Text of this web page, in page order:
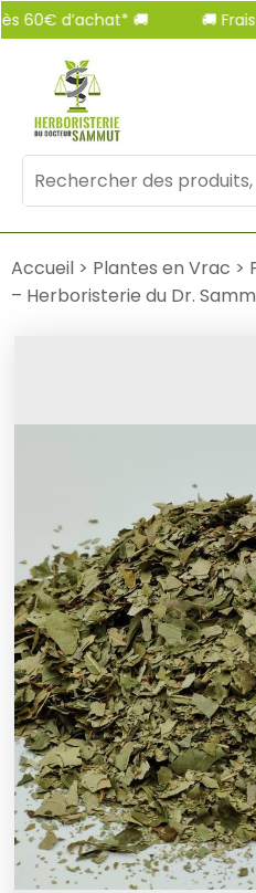
d’achat* 🚚 🚚 Frais
Mots
clés
Accueil > Plantes en Vrac >
– Herboristerie du Dr.